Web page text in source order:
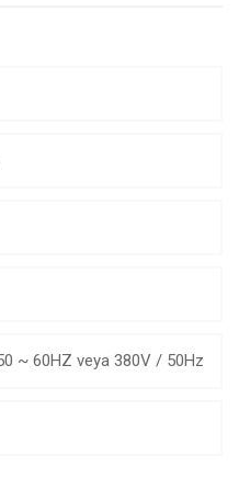
~ 60HZ veya 380V / 50Hz